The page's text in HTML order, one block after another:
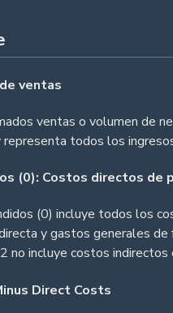
ventas
ventas o volumen de
todos los
(0): Costos directos de
(0) incluye todos los
y gastos generales
no incluye costos
Direct Costs